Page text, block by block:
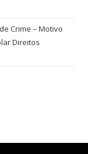
Crime – Motivo
Direitos